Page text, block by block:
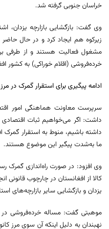
خراسان جنوبی گرفته شد.
وی گفت: بازگشایی بازارچه یزدان،
مشغول فعالیت هستند و از طرفی
خرده‌فروشی (اقلام خوراکی) به کشور
ادامه پیگیری برای استقرار گمرک در
سرپرست معاونت هماهنگی امور
داشت: اگر می‌خواهیم ثبات اقتصادی
داشته باشیم، منوط به استقرار
ما به‌شدت پیگیر این موضوع هستند.
وی افزود: در صورت راه‌اندازی گمرک
کالا از افغانستان در چارچوب
یزدان و بازگشایی سایر بازارچه‌های
موهبتی گفت: مساله خرده‌فروشی در
نهبندان به دلیل اینکه آن سوی مرز